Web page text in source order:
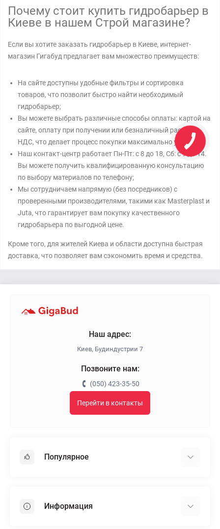
Почему стоит купить гидробарьер в
Киеве в нашем Строй магазине?
Если вы хотите заказать гидробарьер в Киеве, интернет-
магазин Гигабуд предлагает вам множество преимуществ:
На сайте доступны удобные фильтры и сортировка
товаров, что позволит быстро найти необходимый
гидробарьер;
Вы можете выбрать различные способы оплаты: картой на
сайте, оплату при получении или безналичный расчет с
НДС, что делает процесс покупки максимально удобным;
Наш контакт-центр работает Пн-Пт: с 8 до 18, Сб: с 9 до 14.
Вы можете получить квалифицированную консультацию
по выбору материалов по телефону;
Мы сотрудничаем напрямую (без посредников) с
проверенными производителями, такими как Masterplast и
Juta, что гарантирует вам покупку качественного
гидробарьера по выгодной цене.
Кроме того, для жителей Киева и области доступна быстрая
доставка, что позволяет вам сэкономить время и средства.
Наш адрес:
Киев, Будиндустрии 7
Позвоните нам:
(050) 423-35-50
Перейти в контакты
Популярное
Пенопласт
Информация